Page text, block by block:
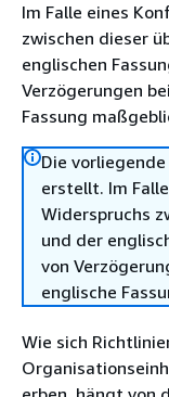
Im Falle eines
zwischen dieser
englischen
Verzögerungen
Fassung
Die
erstellt. Im
Widerspruchs
und der
von
englische
Wie sich